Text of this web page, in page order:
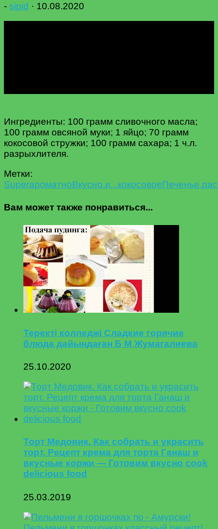
- sipid · 10.08.2020
Ингредиенты: 100 грамм сливочного масла;
100 грамм овсяной муки; 1 яйцо; 70 грамм
кокосовой стружки; 100 грамм сахара; 1 ч.л.
разрыхлителя.
Метки:
SuperароматноВкусно.и...кокосовоеПеченье.
Вам может также понравиться...
Теректі колледжі Сладкие горячие
блюда дайындаған Б М Жумагалиева
25.10.2020
Торт Медовик. Как собрать и украсить
торт. Рецепт крема для торта Ганаш и
вкусные коржи — Готовим вкусно cook
delicious food
25.03.2019